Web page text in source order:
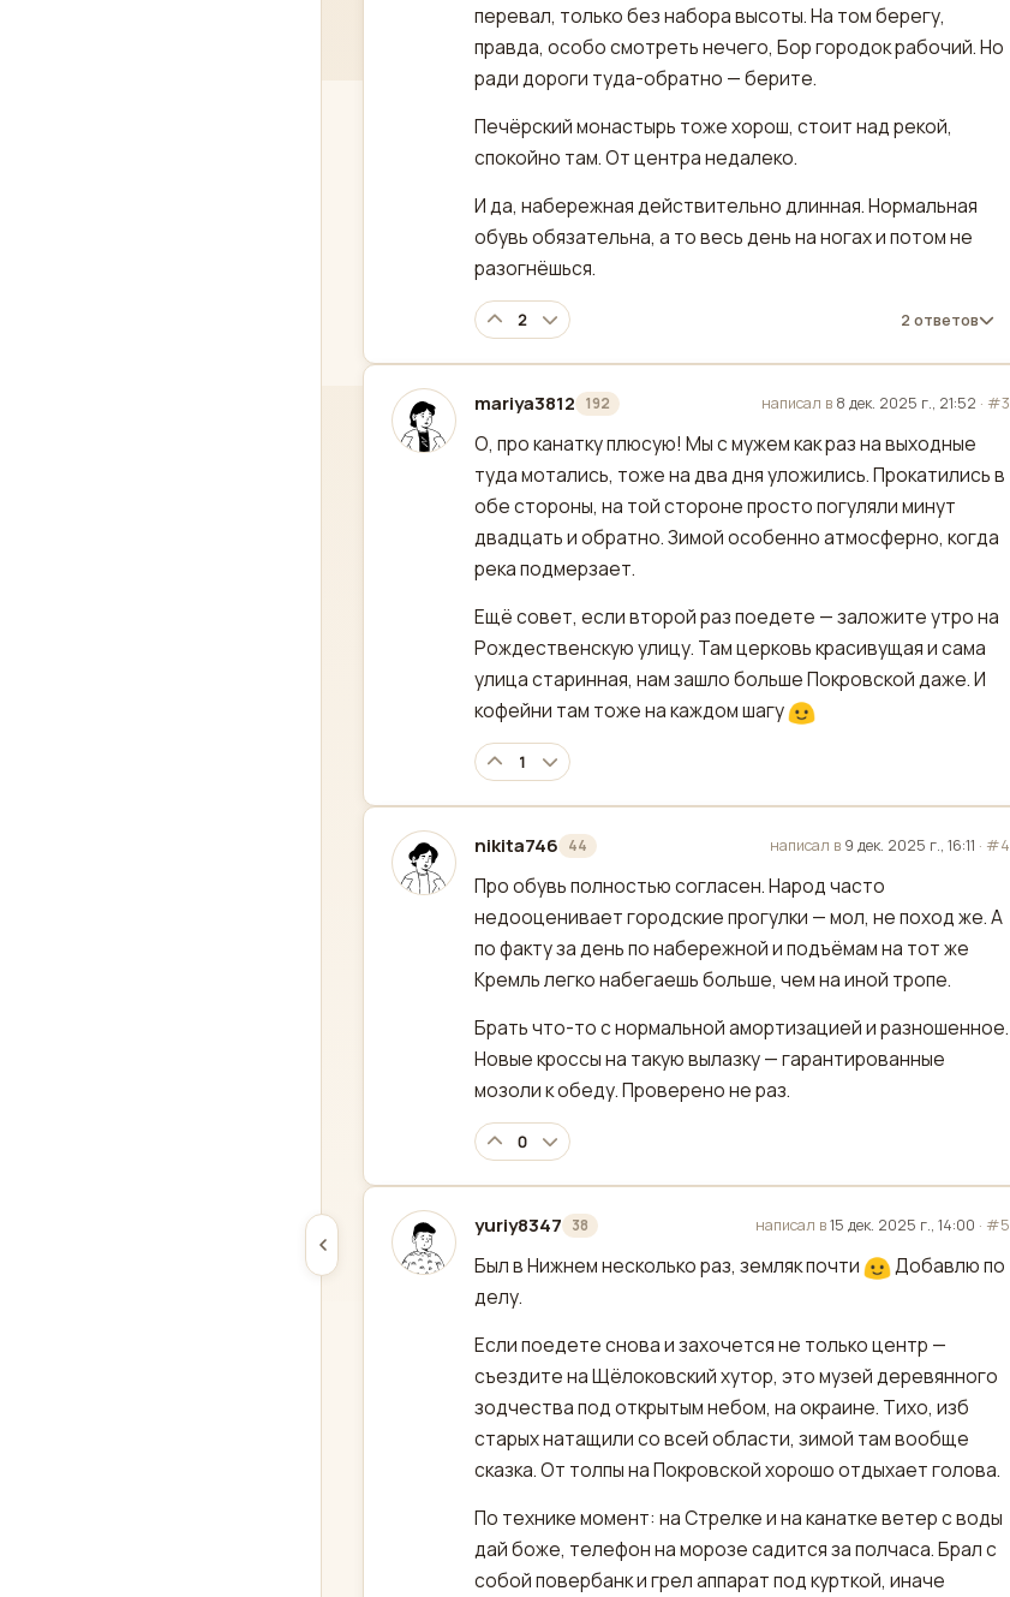
перевал, только без набора высоты. На том берегу,
правда, особо смотреть нечего, Бор городок рабочий. Но
ради дороги туда-обратно — берите.
Печёрский монастырь тоже хорош, стоит над рекой,
спокойно там. От центра недалеко.
И да, набережная действительно длинная. Нормальная
обувь обязательна, а то весь день на ногах и потом не
разогнёшься.
2 2 ответов
mariya3812 192
отредактировано написал в 8 дек. 2025 г., 21:52 · #3
О, про канатку плюсую! Мы с мужем как раз на выходные
туда мотались, тоже на два дня уложились. Прокатились в
обе стороны, на той стороне просто погуляли минут
двадцать и обратно. Зимой особенно атмосферно, когда
река подмерзает.
Ещё совет, если второй раз поедете — заложите утро на
Рождественскую улицу. Там церковь красивущая и сама
улица старинная, нам зашло больше Покровской даже. И
кофейни там тоже на каждом шагу
1
nikita746 44
отредактировано написал в 9 дек. 2025 г., 16:11 · #4
Про обувь полностью согласен. Народ часто
недооценивает городские прогулки — мол, не поход же. А
по факту за день по набережной и подъёмам на тот же
Кремль легко набегаешь больше, чем на иной тропе.
Брать что-то с нормальной амортизацией и разношенное.
Новые кроссы на такую вылазку — гарантированные
мозоли к обеду. Проверено не раз.
0
yuriy8347 38
отредактировано написал в15 дек. 2025 г., 14:00 · #5
Был в Нижнем несколько раз, земляк почти
Добавлю по
делу.
Если поедете снова и захочется не только центр —
съездите на Щёлоковский хутор, это музей деревянного
зодчества под открытым небом, на окраине. Тихо, изб
старых натащили со всей области, зимой там вообще
сказка. От толпы на Покровской хорошо отдыхает голова.
По технике момент: на Стрелке и на канатке ветер с воды
дай боже, телефон на морозе садится за полчаса. Брал с
собой повербанк и грел аппарат под курткой, иначе